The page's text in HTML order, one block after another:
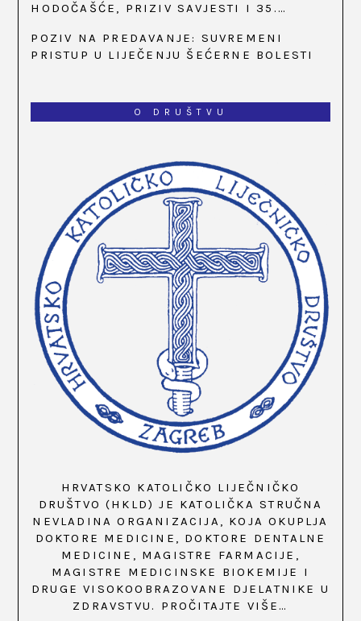
HODOČAŠĆE, PRIZIV SAVJESTI I 35.
BISTRICI, OD 15. DO 17. SVIBNJA
POZIV NA PREDAVANJE: SUVREMENI
PRISTUP U LIJEČENJU ŠEĆERNE BOLESTI
O DRUŠTVU
HRVATSKO KATOLIČKO LIJEČNIČKO
DRUŠTVO (HKLD) JE KATOLIČKA STRUČNA
NEVLADINA ORGANIZACIJA, KOJA OKUPLJA
DOKTORE MEDICINE, DOKTORE DENTALNE
MEDICINE, MAGISTRE FARMACIJE,
MAGISTRE MEDICINSKE BIOKEMIJE I
DRUGE VISOKOOBRAZOVANE DJELATNIKE U
ZDRAVSTVU. PROČITAJTE VIŠE…